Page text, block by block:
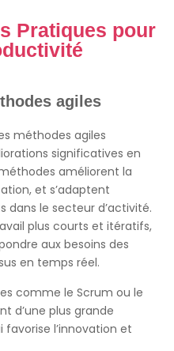
Pratiques pour
agiles
méthodes agiles
significatives en
améliorent la
et s’adaptent
le secteur d’activité.
plus courts et itératifs,
aux besoins des
en temps réel.
comme le Scrum ou le
d’une plus grande
l’innovation et